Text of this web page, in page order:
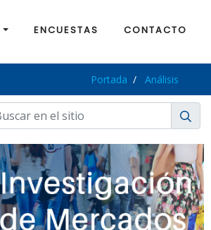
ENCUESTAS CONTACTO
Portada Análisis